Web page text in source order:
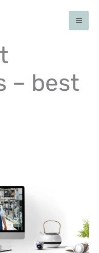
– best